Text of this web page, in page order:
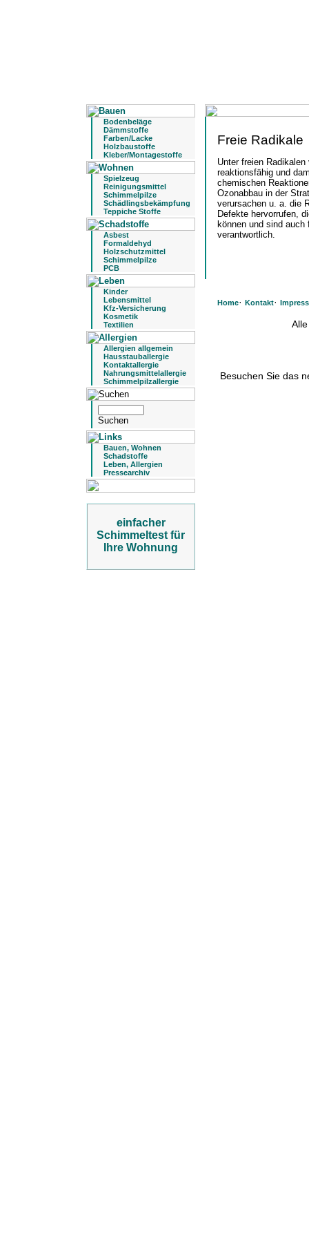
Bodenbeläge
Dämmstoffe
Farben/Lacke
Holzbaustoffe
Kleber/Montagestoffe
Spielzeug
Reinigungsmittel
Schimmelpilze
Schädlingsbekämpfung
Teppiche Stoffe
Asbest
Formaldehyd
Holzschutzmittel
Schimmelpilze
PCB
Kinder
Lebensmittel
Kfz-Versicherung
Kosmetik
Textilien
Allergien allgemein
Hausstauballergie
Kontaktallergie
Nahrungsmittelallergie
Schimmelpilzallergie
Bauen, Wohnen
Schadstoffe
Leben, Allergien
Pressearchiv
einfacher
Schimmeltest für
Ihre Wohnung
Freie Radikale
Unter freien
reaktionsfähig und
chemischen
Ozonabbau in der
verursachen u. a. die
Defekte hervorrufen,
können und sind
verantwortlich.
Home· Kontakt·
Besuchen Sie das